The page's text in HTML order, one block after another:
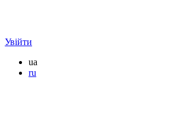
Увійти
ua
ru